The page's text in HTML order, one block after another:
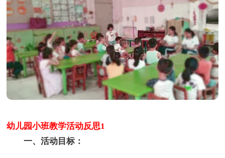
幼儿园小班教学活动反思1
一、活动目标：